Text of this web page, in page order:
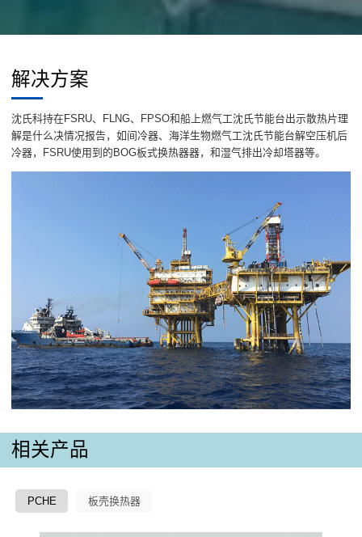
解决方案
沈氏科持在FSRU、FLNG、FPSO和船上燃气工沈氏节能台出示散热片理
解是什么决情况报告，如间冷器、海洋生物燃气工沈氏节能台解空压机后
冷器，FSRU使用到的BOG板式换热器器，和湿气排出冷却塔器等。
相关产品
PCHE 板壳换热器